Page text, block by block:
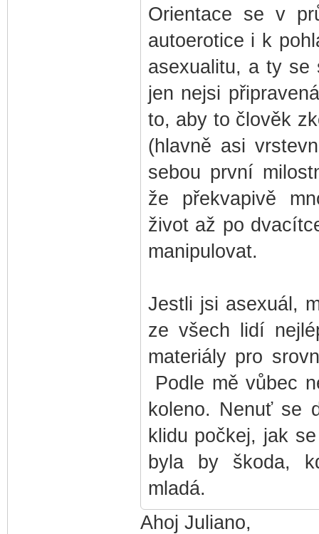
Orientace se v
autoerotice i k
asexualitu, a ty se
jen nejsi
to, aby to člověk
(hlavně asi
sebou první
že překvapivě
život až po
manipulovat.
Jestli jsi asexuál,
ze všech lidí
materiály pro
Podle mě vůbec
koleno. Nenuť se
klidu počkej, jak
byla by škoda,
mladá.
Ahoj Juliano,